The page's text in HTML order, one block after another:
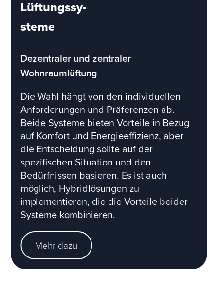
Lüftungssy-
steme
Dezentraler und zentraler
Wohnraumlüftung
Die Wahl hängt von den individuellen
Anforderungen und Präferenzen ab.
Beide Systeme bieten Vorteile in Bezug
auf Komfort und Energieeffizienz, aber
die Entscheidung sollte auf der
spezifischen Situation und den
Bedürfnissen basieren. Es ist auch
möglich, Hybridlösungen zu
implementieren, die die Vorteile beider
Systeme kombinieren.
Mehr dazu